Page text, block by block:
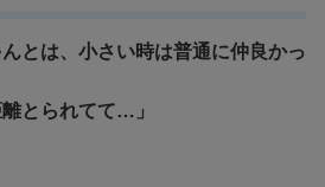
とは、小さい時は普通に仲良かっ
とられてて…」